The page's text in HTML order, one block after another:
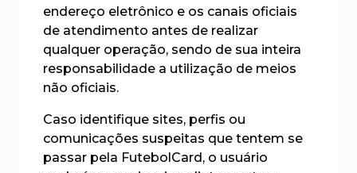
endereço eletrônico e os canais oficiais
de atendimento antes de realizar
qualquer operação, sendo de sua inteira
responsabilidade a utilização de meios
não oficiais.
Caso identifique sites, perfis ou
comunicações suspeitas que tentem se
passar pela FutebolCard, o usuário